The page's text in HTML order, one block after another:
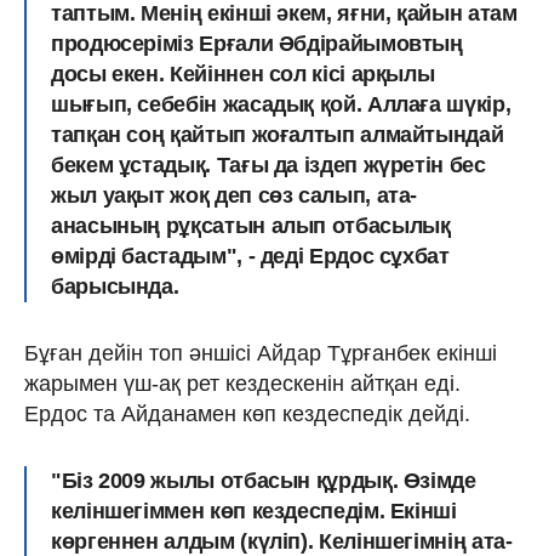
таптым. Менің екінші әкем, яғни, қайын атам
продюсеріміз Ерғали Әбдірайымовтың
досы екен. Кейіннен сол кісі арқылы
шығып, себебін жасадық қой. Аллаға шүкір,
тапқан соң қайтып жоғалтып алмайтындай
бекем ұстадық. Тағы да іздеп жүретін бес
жыл уақыт жоқ деп сөз салып, ата-
анасының рұқсатын алып отбасылық
өмірді бастадым", - деді Ердос сұхбат
барысында.
Бұған дейін топ әншісі Айдар Тұрғанбек екінші
жарымен үш-ақ рет кездескенін айтқан еді.
Ердос та Айданамен көп кездеспедік дейді.
"Біз 2009 жылы отбасын құрдық. Өзімде
келіншегіммен көп кездеспедім. Екінші
көргеннен алдым (күліп). Келіншегімнің ата-